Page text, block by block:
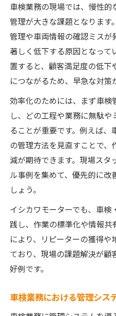
車検業務の現場では、慢性
管理が大きな課題となります
管理や車両情報の確認ミス
著しく低下する原因となって
置すると、顧客満足度の低
につながるため、早急な対策
効率化のためには、まず車
し、どの工程や業務に無駄
ることが重要です。例えば、
の管理方法を見直すことで
減が期待できます。現場スタ
ル事例を集めて、優先的に改
しょう。
イシカワモーターでも、車
践し、作業の標準化や情報共
により、リピーターの獲得
ており、現場の課題解決が顧
好例です。
車検業務における管理シス